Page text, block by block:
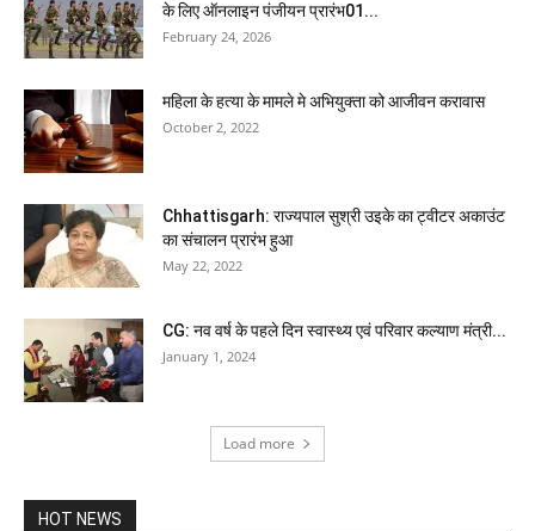
के लिए ऑनलाइन पंजीयन प्रारंभ01...
February 24, 2026
महिला के हत्या के मामले मे अभियुक्ता को आजीवन करावास
October 2, 2022
Chhattisgarh: राज्यपाल सुश्री उइके का ट्वीटर अकाउंट
का संचालन प्रारंभ हुआ
May 22, 2022
CG: नव वर्ष के पहले दिन स्वास्थ्य एवं परिवार कल्याण मंत्री...
January 1, 2024
Load more
HOT NEWS